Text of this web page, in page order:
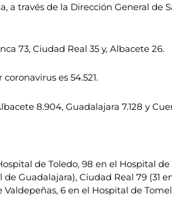
a través de la Dirección General de
73, Ciudad Real 35 y, Albacete 26.
es 54.521.
8.904, Guadalajara 7.128 y
de Toledo, 98 en el Hospital
Guadalajara), Ciudad Real 79 (31
6 en el Hospital de